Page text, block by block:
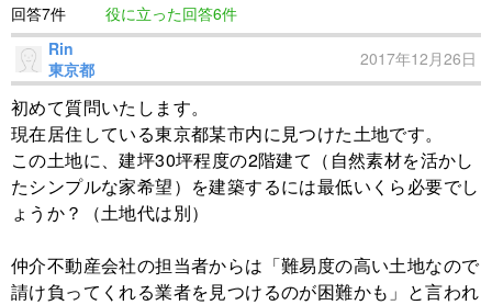
回答7件
役に立った回答6件
Rin
東京都
2017年12月26日
初めて質問いたします。
現在居住している東京都某市内に見つけた土地です。
この土地に、建坪30坪程度の2階建て（自然素材を活かし
たシンプルな家希望）を建築するには最低いくら必要でし
ょうか？（土地代は別）
仲介不動産会社の担当者からは「難易度の高い土地なので
請け負ってくれる業者を見つけるのが困難かも」と言われ